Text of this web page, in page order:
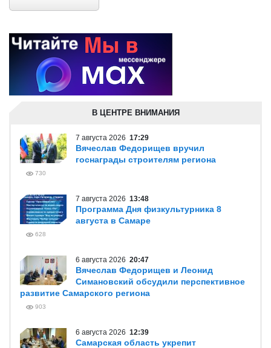
В ЦЕНТРЕ ВНИМАНИЯ
7 августа 2026 17:29
Вячеслав Федорищев вручил
госнаграды строителям региона
730
7 августа 2026 13:48
Программа Дня физкультурника 8
августа в Самаре
628
6 августа 2026 20:47
Вячеслав Федорищев и Леонид
Симановский обсудили перспективное
развитие Самарского региона
903
6 августа 2026 12:39
Самарская область укрепит